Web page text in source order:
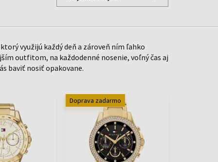
využijú každý deň a zároveň ním ľahko
outfitom, na každodenné nosenie, voľný čas aj
baviť nosiť opakovane.
Doprava zadarmo